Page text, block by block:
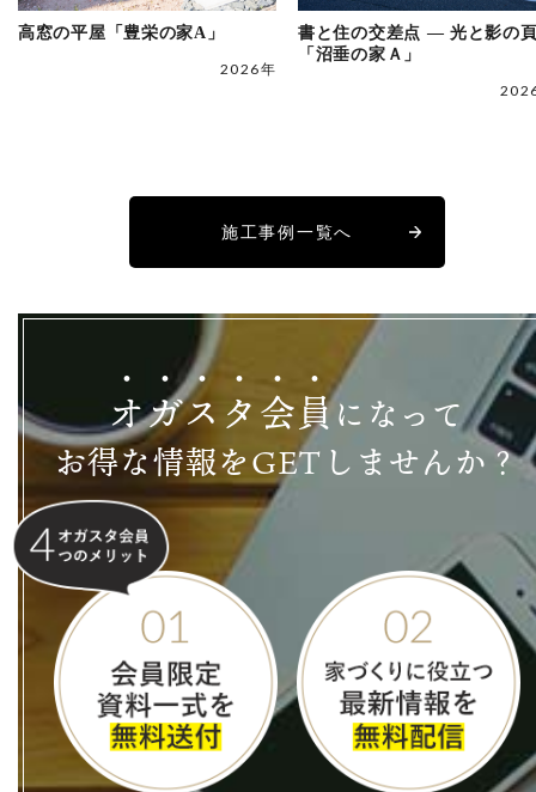
高窓の平屋「豊栄の家A」
2026年
書と住の交差点 ― 光と影の
「沼垂の家Ａ」
施工事例一覧へ
オガス タ会員になって
お得な情報をGETしませんか？